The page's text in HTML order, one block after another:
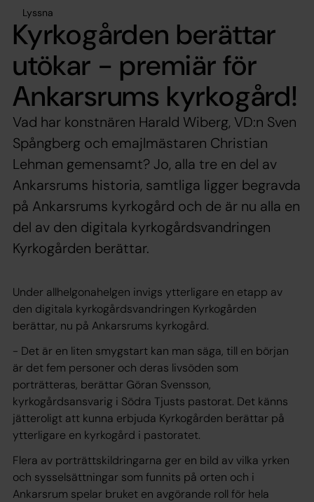
Lyssna
Kyrkogården berättar
utökar - premiär för
Ankarsrums kyrkogård!
Vad har konstnären Harald Wiberg, VD:n Sven
Spångberg och emajlmästaren Christian
Lehman gemensamt? Jo, alla tre en del av
Ankarsrums historia, samtliga ligger begravda
på Ankarsrums kyrkogård och de är nu alla en
del av den digitala kyrkogårdsvandringen
Kyrkogården berättar.
Under allhelgonahelgen invigs ytterligare en etapp av
den digitala kyrkogårdsvandringen Kyrkogården
berättar, nu på Ankarsrums kyrkogård.
- Det är en liten smygstart kan man säga, till en början
är det fem personer och deras livsöden som
porträtteras, berättar Göran Svensson,
kyrkogårdsansvarig i Södra Tjusts pastorat. Det känns
jätteroligt att kunna erbjuda Kyrkogården berättar på
ytterligare en kyrkogård i pastoratet.
Flera av porträttskildringarna ger en bild av vilka yrken
och sysselsättningar som funnits på orten och i
Ankarsrum spelar bruket en avgörande roll för hela